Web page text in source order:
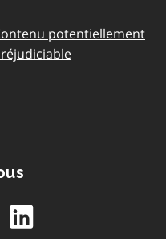
potentiellement